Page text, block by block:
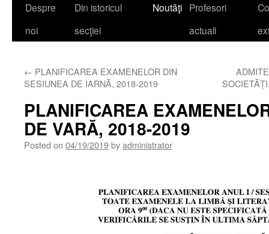
Despre
noi
Din istoricul
secţiei
Noutăţi Profesori
actuali
← PLANIFICAREA EXAMENELOR DIN
SESIUNEA DE IARNĂ, 2018-2019
PLANIFICAREA
DE VARĂ, 2018-2019
Posted on 04/19/2019byadministrator